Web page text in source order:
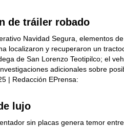
de tráiler robado
Navidad Segura, elementos
localizaron y recuperaron un
de San Lorenzo Teotipilco; el
adicionales sobre
| Redacción EPrensa:
lujo
sin placas genera temor